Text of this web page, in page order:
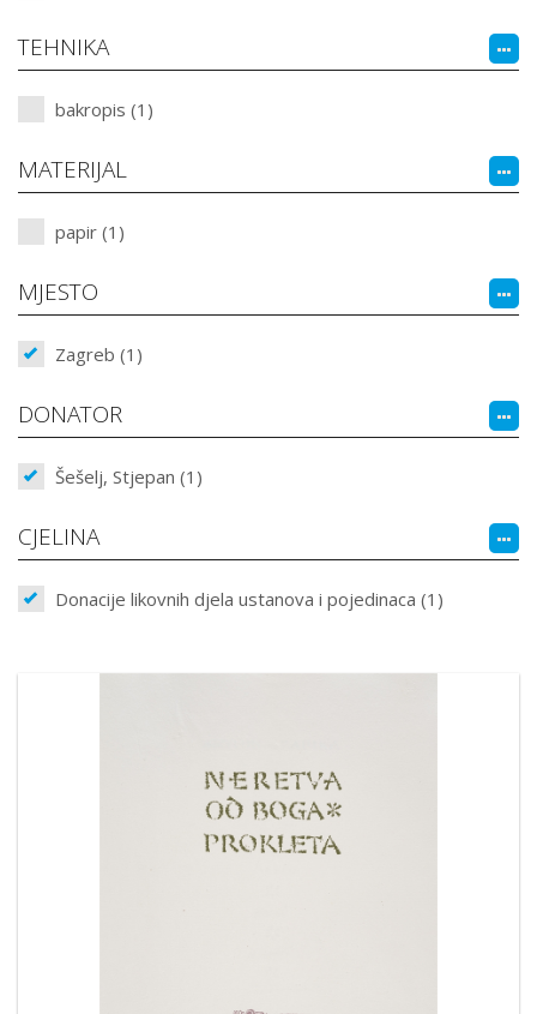
TEHNIKA
bakropis (1)
MATERIJAL
papir (1)
MJESTO
Zagreb (1)
DONATOR
Šešelj, Stjepan (1)
CJELINA
Donacije likovnih djela ustanova i pojedinaca (1)